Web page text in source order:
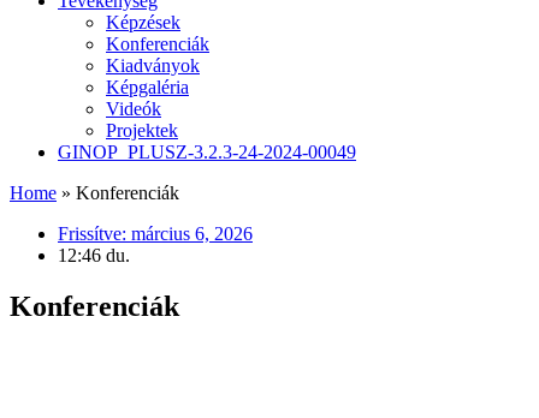
Képzések
Konferenciák
Kiadványok
Képgaléria
Videók
Projektek
GINOP_PLUSZ-3.2.3-24-2024-00049
Home » Konferenciák
Frissítve: március 6, 2026
12:46 du.
Konferenciák